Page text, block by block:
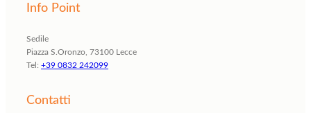
Info Point
Sedile
Piazza S.Oronzo, 73100 Lecce
Tel: +39 0832 242099
Contatti